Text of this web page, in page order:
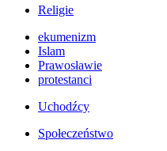
Religie
ekumenizm
Islam
Prawosławie
protestanci
Uchodźcy
Społeczeństwo